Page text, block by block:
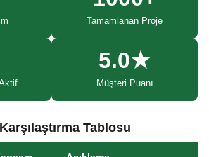
Tamamlanan Proje
5.0★
Müşteri Puanı
Tablosu